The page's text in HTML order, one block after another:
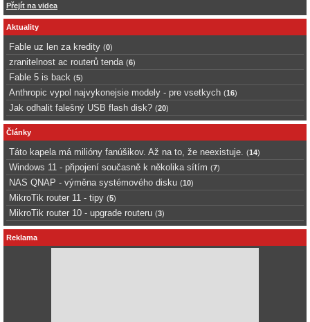
Přejít na videa
Aktuality
Fable uz len za kredity (0)
zranitelnost ac routerů tenda (6)
Fable 5 is back (5)
Anthropic vypol najvykonejsie modely - pre vsetkych (16)
Jak odhalit falešný USB flash disk? (20)
Články
Táto kapela má milióny fanúšikov. Až na to, že neexistuje. (14)
Windows 11 - připojení současně k několika sítím (7)
NAS QNAP - výměna systémového disku (10)
MikroTik router 11 - tipy (5)
MikroTik router 10 - upgrade routeru (3)
Reklama